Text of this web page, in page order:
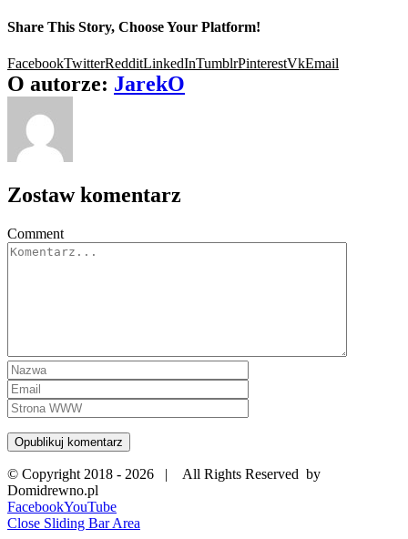
Share This Story, Choose Your Platform!
FacebookTwitterRedditLinkedInTumblrPinterestVkEmail
O autorze: JarekO
Zostaw komentarz
Comment
© Copyright 2018 - 2026 | All Rights Reserved by
Domidrewno.pl
FacebookYouTube
Close Sliding Bar Area